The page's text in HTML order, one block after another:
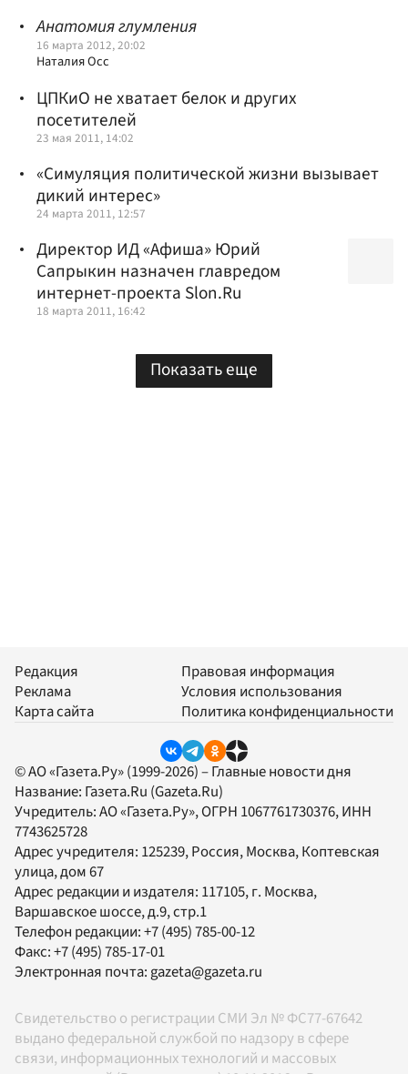
Анатомия глумления
16 марта 2012, 20:02
Наталия Осс
ЦПКиО не хватает белок и других
посетителей
23 мая 2011, 14:02
«Симуляция политической жизни вызывает
дикий интерес»
24 марта 2011, 12:57
Директор ИД «Афиша» Юрий
Сапрыкин назначен главредом
интернет-проекта Slon.Ru
18 марта 2011, 16:42
Показать еще
Редакция
Реклама
Карта сайта
Правовая информация
Условия использования
Политика конфиденциальности
© АО «Газета.Ру» (1999-2026) – Главные новости дня
Название: Газета.Ru (Gazeta.Ru)
Учредитель:АО «Газета.Ру», ОГРН 1067761730376, ИНН
7743625728
Адрес учредителя: 125239, Россия, Москва, Коптевская
улица, дом 67
Адрес редакции и издателя: 117105, г. Москва,
Варшавское шоссе, д.9, стр.1
Телефон редакции:+7 (495) 785-00-12
Факс:+7 (495) 785-17-01
Электронная почта:gazeta@gazeta.ru
Свидетельство о регистрации СМИ Эл № ФС77-67642
выдано федеральной службой по надзору в сфере
связи, информационных технологий и массовых